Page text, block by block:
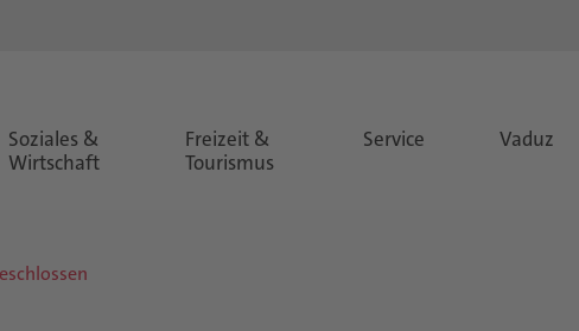
Soziales &
Wirtschaft
Freizeit &
Tourismus
Service Vaduz